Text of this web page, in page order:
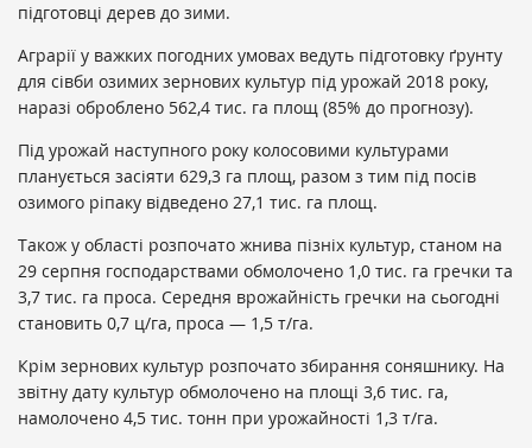
підготовці дерев до зими.
Аграрії у важких погодних умовах ведуть підготовку ґрунту
для сівби озимих зернових культур під урожай 2018 року,
наразі оброблено 562,4 тис. га площ (85% до прогнозу).
Під урожай наступного року колосовими культурами
планується засіяти 629,3 га площ, разом з тим під посів
озимого ріпаку відведено 27,1 тис. га площ.
Також у області розпочато жнива пізніх культур, станом на
29 серпня господарствами обмолочено 1,0 тис. га гречки та
3,7 тис. га проса. Середня врожайність гречки на сьогодні
становить 0,7 ц/га, проса — 1,5 т/га.
Крім зернових культур розпочато збирання соняшнику. На
звітну дату культур обмолочено на площі 3,6 тис. га,
намолочено 4,5 тис. тонн при урожайності 1,3 т/га.